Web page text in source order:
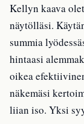
Kellyn kaava
näytölläsi.
summia
hintaasi
oikea
näkemäsi
liian iso. Yksi